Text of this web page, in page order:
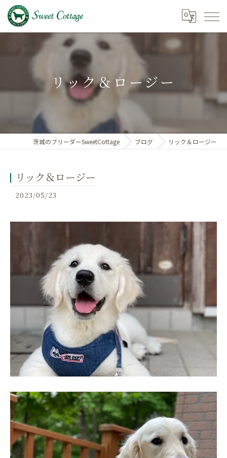
リック＆ロージー
茨城のブリーダーSweetCottage ブログ リック＆ロージー
リック＆ロージー
2023/05/23